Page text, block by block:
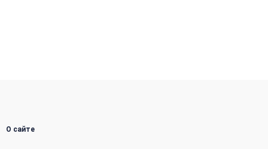
О сайте